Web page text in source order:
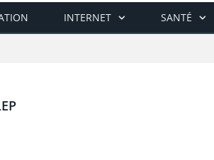
INTERNET SANTÉ